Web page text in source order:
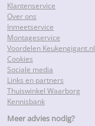
Klantenservice
Over ons
Inmeetservice
Montageservice
Voordelen Keukengigant.nl
Cookies
Sociale media
Links en partners
Thuiswinkel Waarborg
Kennisbank
Meer advies nodig?